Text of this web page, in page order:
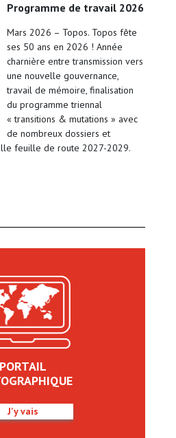
programme de travail 2026
Mars 2026 – Topos. Topos fête
ses 50 ans en 2026 ! Année
charnière entre transmission vers
une nouvelle gouvernance,
travail de mémoire, finalisation
du programme triennal
« transitions & mutations » avec
de nombreux dossiers et
feuille de route 2027-2029.
PORTAIL
J'y vais